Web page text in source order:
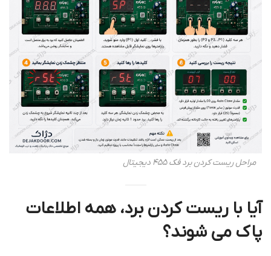
مراحل ریست کردن برد فک 455 دیجیتال
آیا با ریست کردن برد، همه اطلاعات
پاک می شوند؟